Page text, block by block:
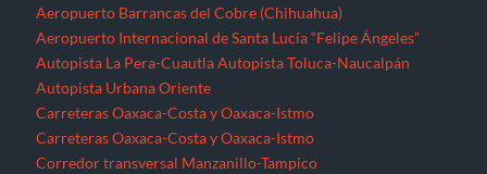
Aeropuerto Barrancas del Cobre (Chihuahua)
Aeropuerto Internacional de Santa Lucía “Felipe Ángeles”
Autopista La Pera-Cuautla Autopista Toluca-Naucalpán
Autopista Urbana Oriente
Carreteras Oaxaca-Costa y Oaxaca-Istmo
Carreteras Oaxaca-Costa y Oaxaca-Istmo
Corredor transversal Manzanillo-Tampico